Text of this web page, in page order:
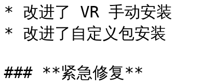
* 改进了 VR 手动安装
* 改进了自定义包安装
### **紧急修复**